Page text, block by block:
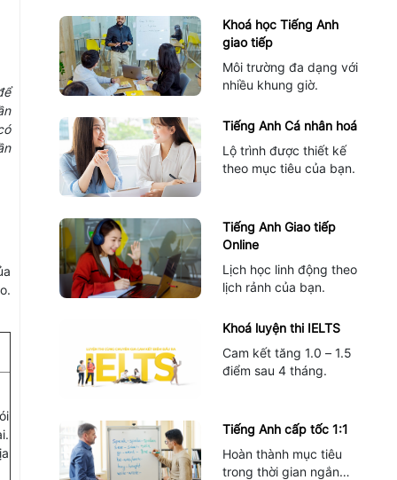
Khoá học Tiếng Anh
giao tiếp
Môi trường đa dạng với
nhiều khung giờ.
Tiếng Anh Cá nhân hoá
Lộ trình được thiết kế
theo mục tiêu của bạn.
Tiếng Anh Giao tiếp
Online
Lịch học linh động theo
lịch rảnh của bạn.
Khoá luyện thi IELTS
Cam kết tăng 1.0 – 1.5
điểm sau 4 tháng.
Tiếng Anh cấp tốc 1:1
Hoàn thành mục tiêu
trong thời gian ngắn